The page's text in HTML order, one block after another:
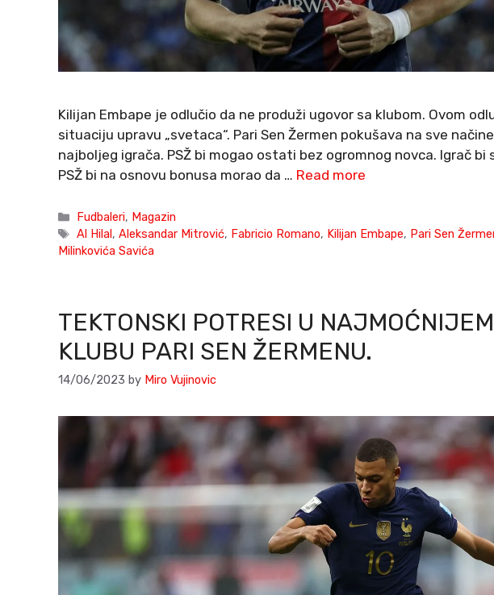
Kilijan Embape je odlučio da ne produži ugovor sa klubom. Ovom
situaciju upravu „svetaca“. Pari Sen Žermen pokušava na sve
najboljeg igrača. PSŽ bi mogao ostati bez ogromnog novca. Igrač
PSŽ bi na osnovu bonusa morao da … Read more
Categories
Fudbaleri, Magazin
Tags
Al Hilal,Aleksandar Mitrović, Fabricio Romano, Kilijan Embape, Pari Sen
Milinkovića Savića
TEKTONSKI POTRESI U
KLUBU PARI SEN ŽERMENU.
14/06/2023 by Miro Vujinovic